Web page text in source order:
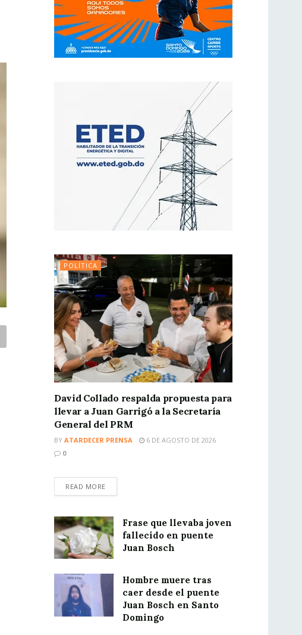
POLÍTICA
David Collado respalda propuesta para
llevar a Juan Garrigó a la Secretaría
General del PRM
BY ATARDECER PRENSA
6 DE AGOSTO DE 2026
0
READ MORE
Frase que llevaba joven
fallecido en puente
Juan Bosch
Hombre muere tras
caer desde el puente
Juan Bosch en Santo
Domingo